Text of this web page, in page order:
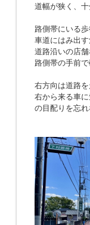
道幅が狭く、
路側帯にいる
車道にはみ出
道路沿いの店
路側帯の手前
右方向は道路
右から来る車
の目配りを忘れ